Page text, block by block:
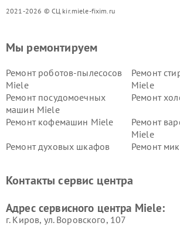
2021-2026 © СЦ kir.miele-fixim.ru
Мы ремонтируем
Ремонт роботов-пылесосов
Miele
Ремонт
Miele
Ремонт посудомоечных
машин Miele
Ремонт
Ремонт кофемашин Miele
Ремонт
Miele
Ремонт духовых шкафов
Ремонт
Miele
Miele
пылесосов
Контакты сервис центра
Адрес сервисного центра Miele:
г. Киров, ул. Воровского, 107